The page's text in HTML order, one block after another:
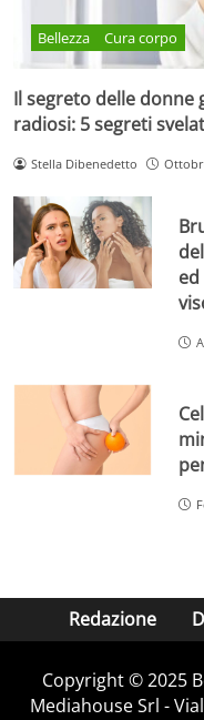
Bellezza Cura corpo
Il segreto delle donne
radiosi: 5 segreti
Stella Dibenedetto
Redazione
Copyright © 2025
Mediahouse Srl -